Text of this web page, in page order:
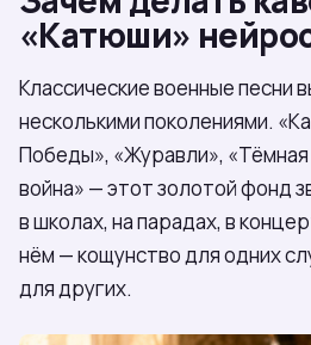
«Катюши»
Классические военные песни
несколькими поколениями.
Победы», «Журавли»,
война» — этот золотой фонд
в школах, на парадах, в
нём — кощунство для одних
для других.